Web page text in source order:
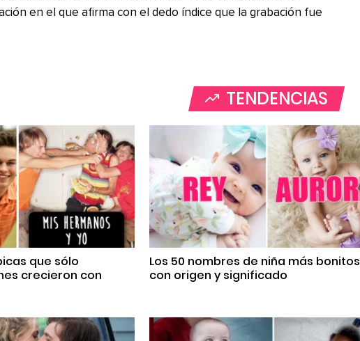
en el que afirma con el dedo índice que la grabación fue
TENDENCIAS
que sólo
crecieron con
Los 50 nombres de niña más bonitos
con origen y significado